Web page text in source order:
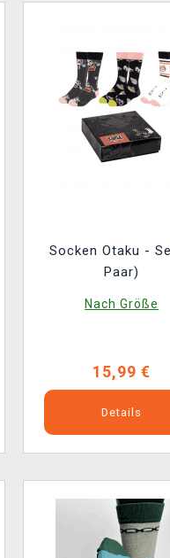
Socken Otaku -
Paar)
Nach Größe
15,99 €
Details